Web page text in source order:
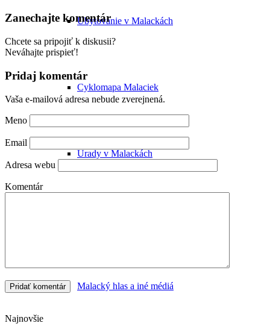
Ubytovanie v Malackách
Cyklomapa Malaciek
Úrady v Malackách
Malacký hlas a iné médiá
Zanechajte komentár
Chcete sa pripojiť k diskusii?
Neváhajte prispieť!
Pridaj komentár
Vaša e-mailová adresa nebude zverejnená.
Meno
Email
Adresa webu
Komentár
Najnovšie